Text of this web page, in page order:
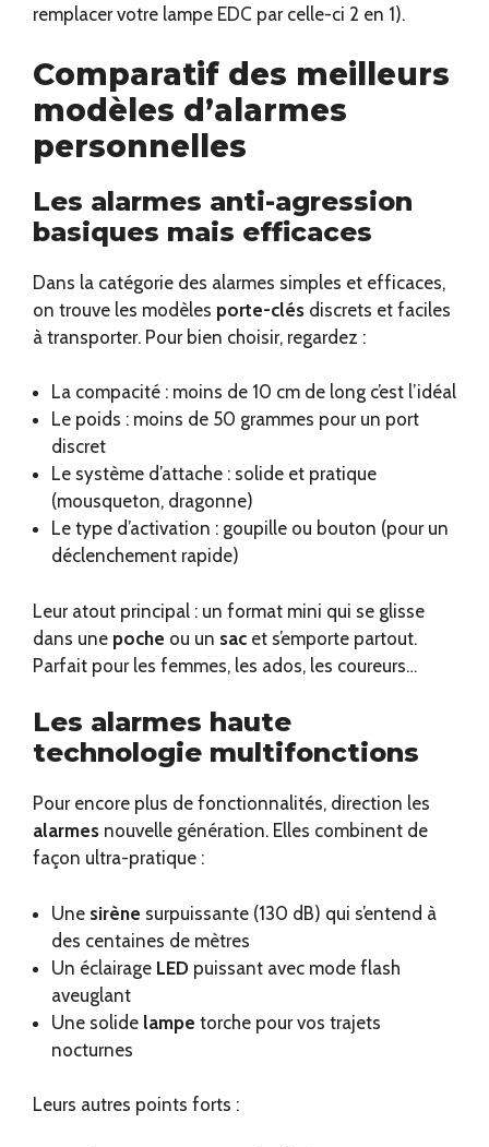
remplacer votre lampe EDC par celle-ci 2 en 1).
Comparatif des meilleurs
modèles d’alarmes
personnelles
Les alarmes anti-agression
basiques mais efficaces
Dans la catégorie des alarmes simples et efficaces,
on trouve les modèles porte-clés discrets et faciles
à transporter. Pour bien choisir, regardez :
La compacité : moins de 10 cm de long c’est l’idéal
Le poids : moins de 50 grammes pour un port
discret
Le système d’attache : solide et pratique
(mousqueton, dragonne)
Le type d’activation : goupille ou bouton (pour un
déclenchement rapide)
Leur atout principal : un format mini qui se glisse
dans une poche ou un sac et s’emporte partout.
Parfait pour les femmes, les ados, les coureurs…
Les alarmes haute
technologie multifonctions
Pour encore plus de fonctionnalités, direction les
alarmes nouvelle génération. Elles combinent de
façon ultra-pratique :
Une sirène surpuissante (130 dB) qui s’entend à
des centaines de mètres
Un éclairage LED puissant avec mode flash
aveuglant
Une solide lampe torche pour vos trajets
nocturnes
Leurs autres points forts :